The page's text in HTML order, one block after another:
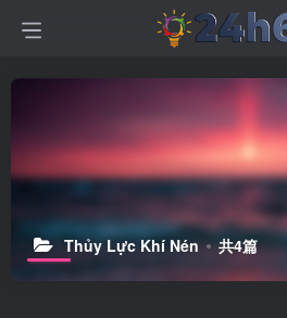
Thủy Lực Khí Nén 共4篇